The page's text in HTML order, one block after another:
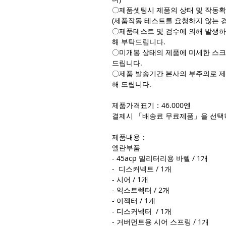
〇제품셋팅시 제품의 상태 및 작동
(제품작동 테스트를 요청하지 않는
〇제품테스트 및 검수에 의해 발생
해 부탁드립니다.
〇미개봉 상태의 제품에 미세한 스
드립니다.
〇제품 발송기간 본사의 부주의로
해 드립니다.
제품가격표기：46.000엔
결제시 「배송료 무료제품」을 선
제품내용：
엘란부품
- 45acp 밀리터리용 바렐 / 1개
- 디스커넥트 / 1개
- 시어 / 1개
- 익스트렉터 / 2개
- 이젝터 / 1개
- 디스커넥터 / 1개
- 거버먼트용 시어 스프링 / 1개